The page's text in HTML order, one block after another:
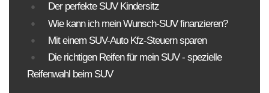
Der perfekte SUV Kindersitz
Wie kann ich mein Wunsch-SUV finanzieren?
Mit einem SUV-Auto Kfz-Steuern sparen
Die richtigen Reifen für mein SUV - spezielle
Reifenwahl beim SUV